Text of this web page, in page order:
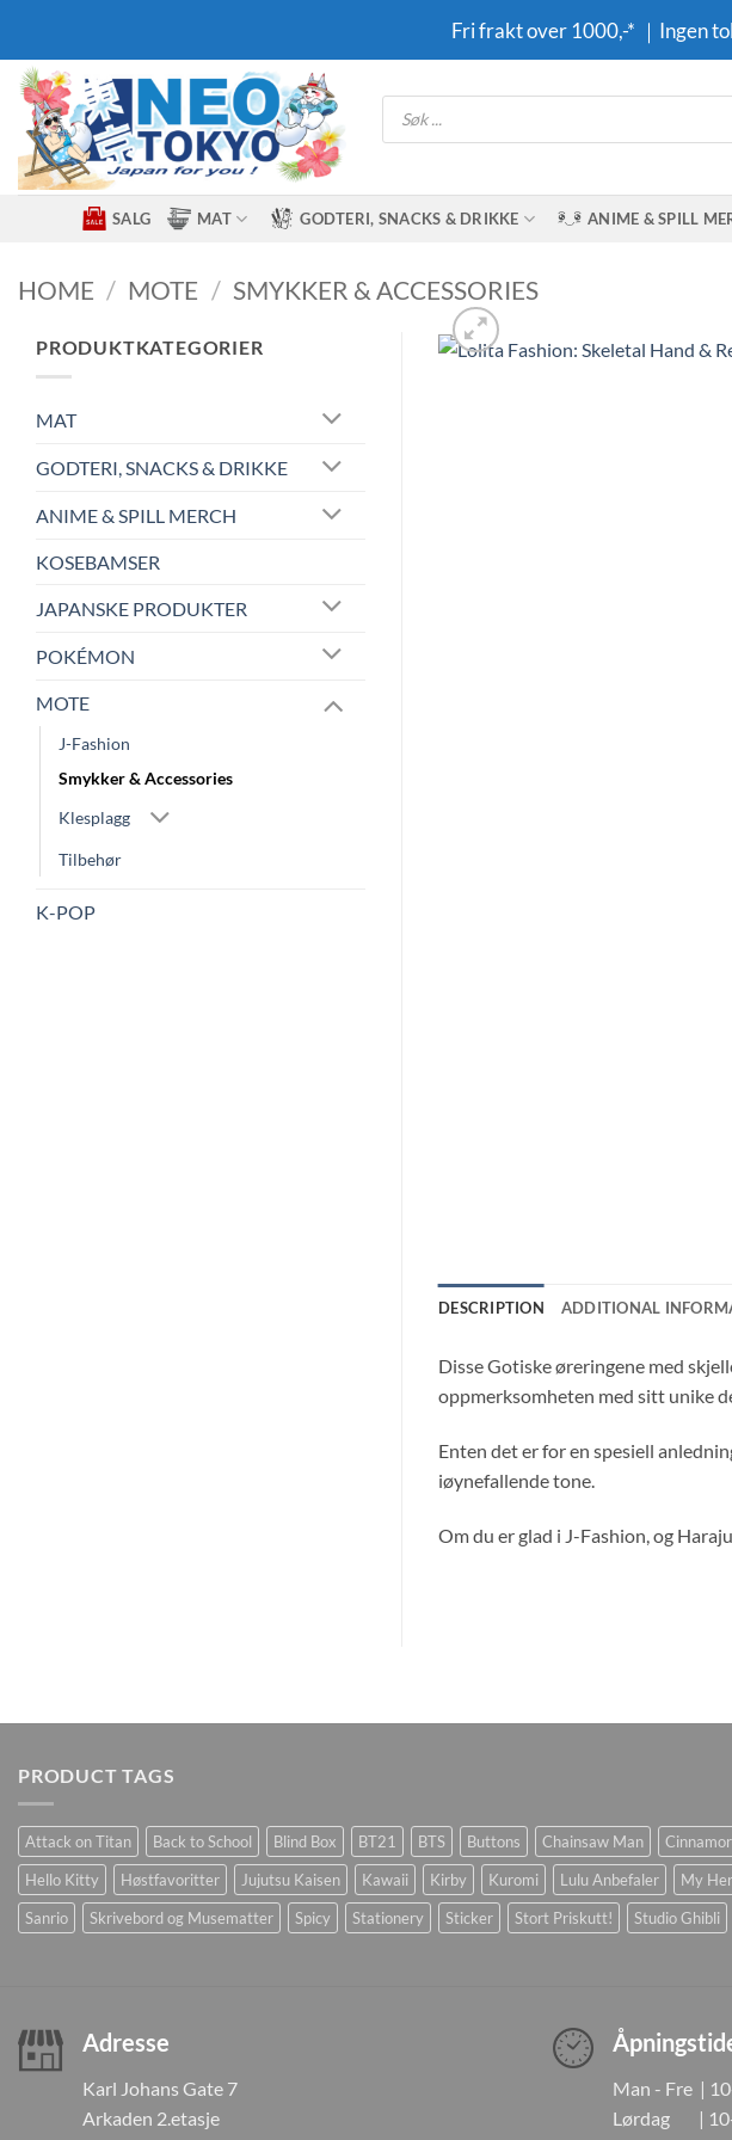
content
Fri frakt over 1000,-* ｜Ingen
Products
search
SALG MAT GODTERI, SNACKS & DRIKKE ANIME & SPILL
HOME / MOTE / SMYKKER & ACCESSORIES
PRODUKTKATEGORIER
MAT
GODTERI, SNACKS & DRIKKE
ANIME & SPILL MERCH
KOSEBAMSER
JAPANSKE PRODUKTER
POKÉMON
MOTE
J-Fashion
Smykker & Accessories
Klesplagg
Tilbehør
K-POP
DESCRIPTION ADDITIONAL
Disse Gotiske øreringene med
oppmerksomheten med sitt unike
Enten det er for en spesiell
iøynefallende tone.
Om du er glad i J-Fashion, og
PRODUCT TAGS
Attack on Titan Back to School Blind Box BT21 BTS Buttons Chainsaw Man
Hello Kitty
Høstfavoritter Jujutsu Kaisen Kawaii Kirby Kuromi Lulu Anbefaler My
Sanrio
Skrivebord og Musematter Spicy Stationery Sticker Stort Priskutt! Studio Ghibli
Adresse
Karl Johans Gate 7
Arkaden 2.etasje
Man - Fre |
Lørdag |